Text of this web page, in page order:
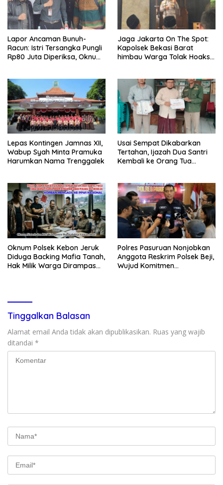
Lapor Ancaman Bunuh-
Racun: Istri Tersangka Pungli
Rp80 Juta Diperiksa, Oknum
Jaga Jakarta On The Spot:
Kapolsek Bekasi Barat
himbau Warga Tolak Hoaks
Lepas Kontingen Jamnas XII,
Wabup Syah Minta Pramuka
Harumkan Nama Trenggalek
Usai Sempat Dikabarkan
Tertahan, Ijazah Dua Santri
Kembali ke Orang Tua
Oknum Polsek Kebon Jeruk
Diduga Backing Mafia Tanah,
Hak Milik Warga Dirampas
Polres Pasuruan Nonjobkan
Anggota Reskrim Polsek Beji,
Wujud Komitmen
Tinggalkan Balasan
Alamat email Anda tidak akan dipublikasikan. Ruas yang wajib
ditandai *